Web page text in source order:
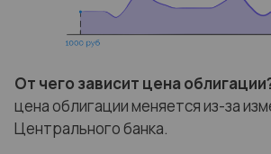
От чего зависит цена
цена облигации меняется из-за
Центрального банка.